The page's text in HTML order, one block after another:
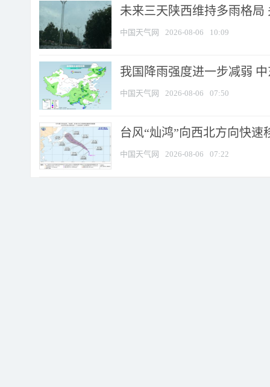
未来三天陕西维持多雨格局
中国天气网 2026-08-06 10:09
我国降雨强度进一步减弱
中国天气网 2026-08-06 07:50
台风“灿鸿”向西北方向快
中国天气网 2026-08-06 07:22